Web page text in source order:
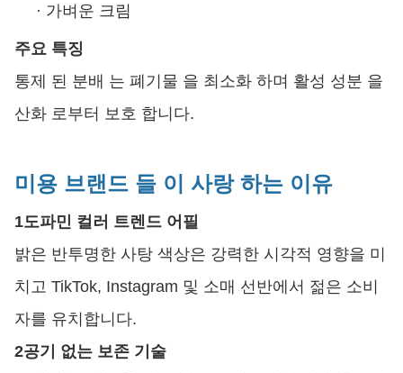
· 가벼운 크림
주요 특징
통제 된 분배 는 폐기물 을 최소화 하며 활성 성분 을
산화 로부터 보호 합니다.
미용 브랜드 들 이 사랑 하는 이유
1도파민 컬러 트렌드 어필
밝은 반투명한 사탕 색상은 강력한 시각적 영향을 미
치고 TikTok, Instagram 및 소매 선반에서 젊은 소비
자를 유치합니다.
2공기 없는 보존 기술